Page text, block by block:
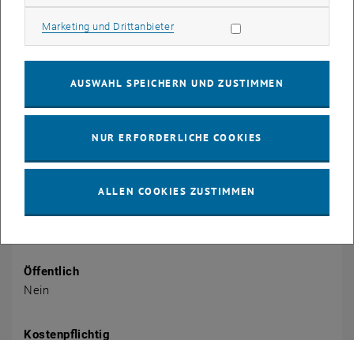
KALENDEREINTRAG
Veranstaltung Details
Veranstaltungsort
Resselgasse 4
Öffentlich
Nein
Kostenpflichtig
Marketing und DrittanbieterMarketing Cookies zulassen
AUSWAHL SPEICHERN UND ZUSTIMMEN
NUR ERFORDERLICHE COOKIES
ALLEN COOKIES ZUSTIMMEN